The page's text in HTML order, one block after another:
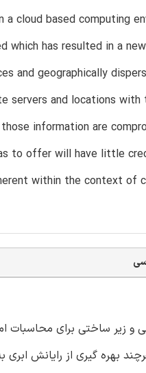
cloud based computing
which has resulted in a
and geographically
servers and locations
information are
to offer will have little
within the context of
و زیر ساختی برای
بهره گیری از رایانش